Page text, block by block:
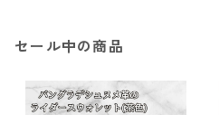
セール中の商品